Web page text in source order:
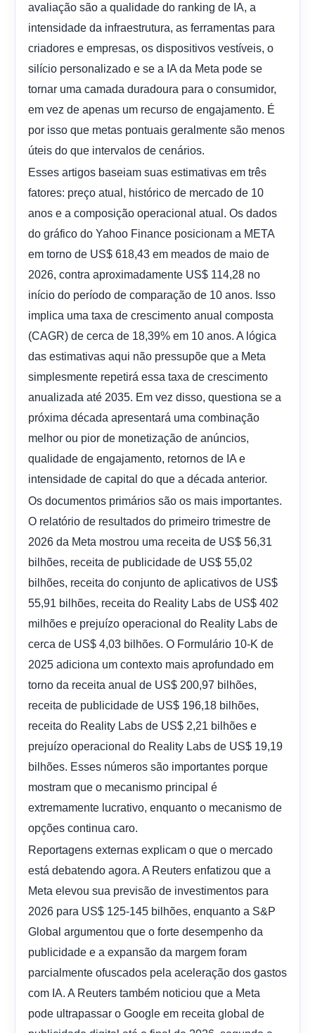
avaliação são a qualidade do ranking de IA, a
intensidade da infraestrutura, as ferramentas para
criadores e empresas, os dispositivos vestíveis, o
silício personalizado e se a IA da Meta pode se
tornar uma camada duradoura para o consumidor,
em vez de apenas um recurso de engajamento. É
por isso que metas pontuais geralmente são menos
úteis do que intervalos de cenários.
Esses artigos baseiam suas estimativas em três
fatores: preço atual, histórico de mercado de 10
anos e a composição operacional atual. Os dados
do gráfico do Yahoo Finance posicionam a META
em torno de US$ 618,43 em meados de maio de
2026, contra aproximadamente US$ 114,28 no
início do período de comparação de 10 anos. Isso
implica uma taxa de crescimento anual composta
(CAGR) de cerca de 18,39% em 10 anos. A lógica
das estimativas aqui não pressupõe que a Meta
simplesmente repetirá essa taxa de crescimento
anualizada até 2035. Em vez disso, questiona se a
próxima década apresentará uma combinação
melhor ou pior de monetização de anúncios,
qualidade de engajamento, retornos de IA e
intensidade de capital do que a década anterior.
Os documentos primários são os mais importantes.
O relatório de resultados do primeiro trimestre de
2026 da Meta mostrou uma receita de US$ 56,31
bilhões, receita de publicidade de US$ 55,02
bilhões, receita do conjunto de aplicativos de US$
55,91 bilhões, receita do Reality Labs de US$ 402
milhões e prejuízo operacional do Reality Labs de
cerca de US$ 4,03 bilhões. O Formulário 10-K de
2025 adiciona um contexto mais aprofundado em
torno da receita anual de US$ 200,97 bilhões,
receita de publicidade de US$ 196,18 bilhões,
receita do Reality Labs de US$ 2,21 bilhões e
prejuízo operacional do Reality Labs de US$ 19,19
bilhões. Esses números são importantes porque
mostram que o mecanismo principal é
extremamente lucrativo, enquanto o mecanismo de
opções continua caro.
Reportagens externas explicam o que o mercado
está debatendo agora. A Reuters enfatizou que a
Meta elevou sua previsão de investimentos para
2026 para US$ 125-145 bilhões, enquanto a S&P
Global argumentou que o forte desempenho da
publicidade e a expansão da margem foram
parcialmente ofuscados pela aceleração dos gastos
com IA. A Reuters também noticiou que a Meta
pode ultrapassar o Google em receita global de